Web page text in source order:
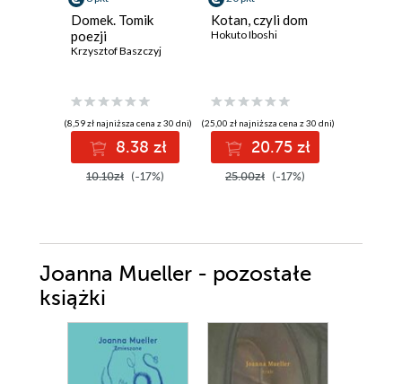
Domek. Tomik
poezji
Krzysztof Baszczyj
(8,59 zł najniższa cena z 30 dni)
8.38 zł
10.10zł (-17%)
Kotan, czyli dom
Hokuto Iboshi
(25,00 zł najniższa cena z 30 dni)
20.75 zł
25.00zł (-17%)
Joanna Mueller - pozostałe
książki